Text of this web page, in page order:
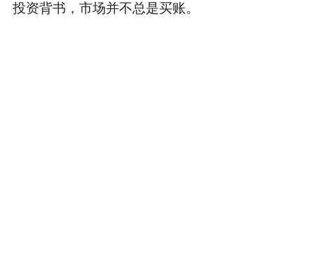
投资背书，市场并不总是买账。